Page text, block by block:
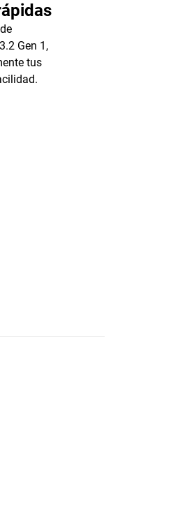
Gen 1,
tus